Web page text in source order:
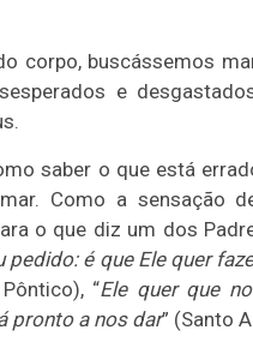
corpo, buscássemos
e
saber o que está
Como a sensação
o que diz um dos
é que Ele quer
“Ele quer que
pronto a nos dar” (Santo